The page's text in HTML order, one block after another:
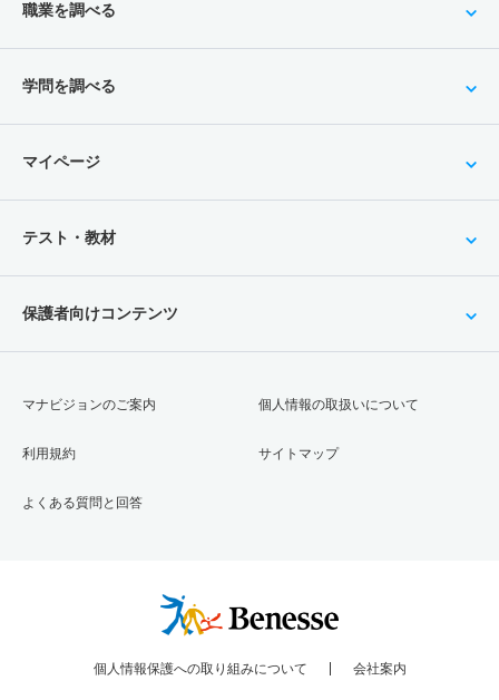
職業を調べる
学問を調べる
マイページ
テスト・教材
保護者向けコンテンツ
マナビジョンのご案内
利用規約
よくある質問と回答
個人情報の取扱いについて
サイトマップ
個人情報保護への取り組みについて 会社案内